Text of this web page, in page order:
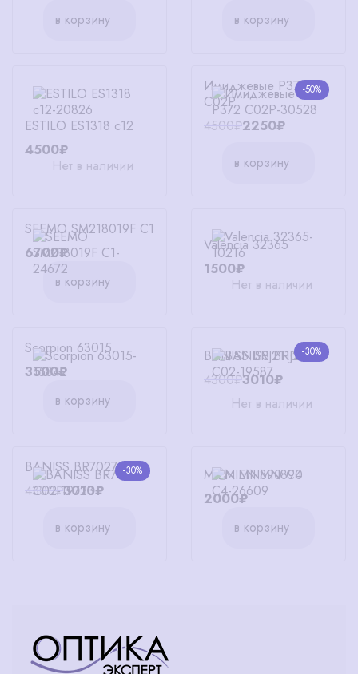
в корзину
в корзину
ESTILO ES1318 c12
4500₽
Нет в наличии
-50%
Имиджевые P372
C02P
4500₽2250₽
в корзину
SEEMO SM218019F C1
6700₽
в корзину
Valencia 32365
1500₽
Нет в наличии
Scorpion 63015
3500₽
в корзину
-30%
BANISS BRJ2110 C02
4300₽3010₽
Нет в наличии
-30%
BANISS BR7027 C02
4300₽3010₽
в корзину
MIEN MN890 C4
2000₽
в корзину